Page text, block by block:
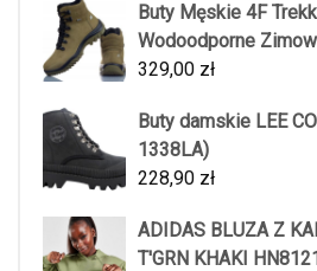
Buty Męskie 4F
Wodoodporne
329,00 zł
Buty damskie LEE
1338LA)
228,90 zł
ADIDAS BLUZA Z
T'GRN KHAKI